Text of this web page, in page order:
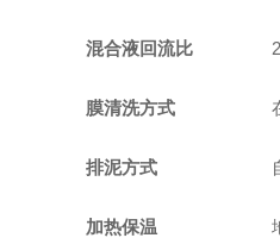
混合液回流比
膜清洗方式
排泥方式
加热保温